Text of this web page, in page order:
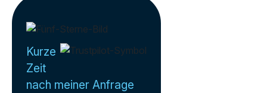
Kurze
Zeit
nach meiner Anfrage